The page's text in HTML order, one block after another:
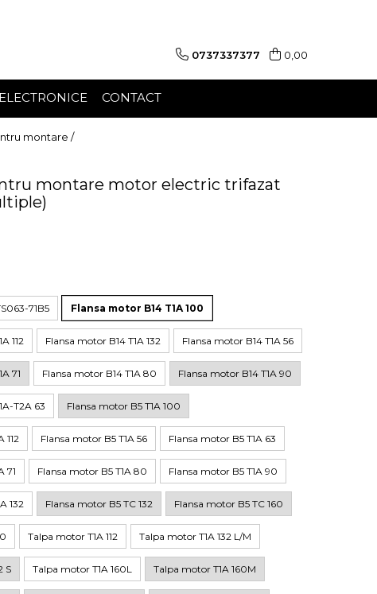
0737337377 0,00
ELECTRONICE CONTACT
montare /
montare motor electric trifazat
71B5 Flansa motor B14 T1A 100
112 Flansa motor B14 T1A 132 Flansa motor B14 T1A 56
71 Flansa motor B14 T1A 80 Flansa motor B14 T1A 90
T2A 63 Flansa motor B5 T1A 100
112 Flansa motor B5 T1A 56 Flansa motor B5 T1A 63
71 Flansa motor B5 T1A 80 Flansa motor B5 T1A 90
132 Flansa motor B5 TC 132 Flansa motor B5 TC 160
Talpa motor T1A 112 Talpa motor T1A 132 L/M
S Talpa motor T1A 160L Talpa motor T1A 160M